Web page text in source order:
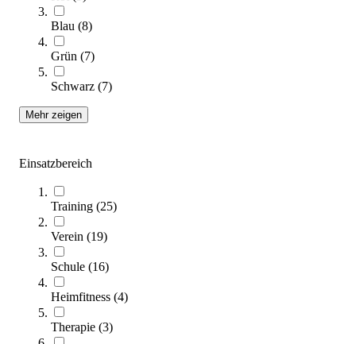
Blau (8)
Grün (7)
Schwarz (7)
Mehr zeigen
Einsatzbereich
Training (25)
Verein (19)
Schule (16)
Heimfitness (4)
Therapie (3)
tanga sports® Koordinationsleiter MAXI
Sofort lieferbar
SALE